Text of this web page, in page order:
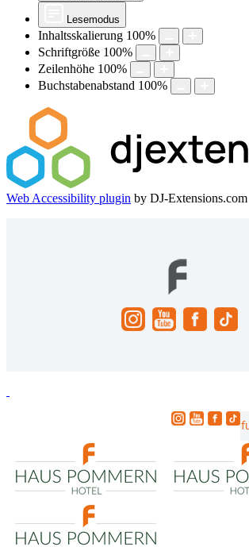
Lesemodus
Inhaltsskalierung 100%
Schriftgröße 100%
Zeilenhöhe 100%
Buchstabenabstand 100%
Web Accessibility plugin by DJ-Extensions.com